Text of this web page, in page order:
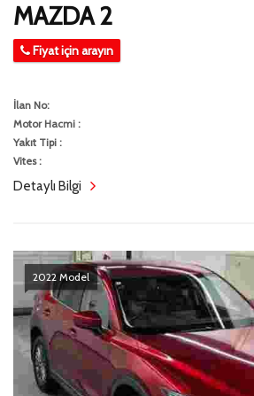
MAZDA 2
Fiyat için arayın
İlan No:
Motor Hacmi :
Yakıt Tipi :
Vites :
Detaylı Bilgi
2022 Model